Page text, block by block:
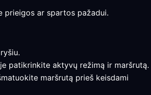
prieigos ar spartos pažadui.
patikrinkite aktyvų režimą ir maršrutą.
maršrutą prieš keisdami